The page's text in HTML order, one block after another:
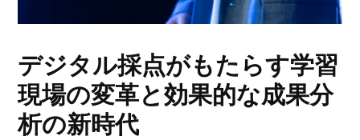
デジタル採点がもたらす学習
現場の変革と効果的な成果分
析の新時代